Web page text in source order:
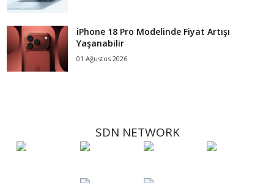
iPhone 18 Pro Modelinde Fiyat Artışı
Yaşanabilir
01 Ağustos 2026
SDN NETWORK